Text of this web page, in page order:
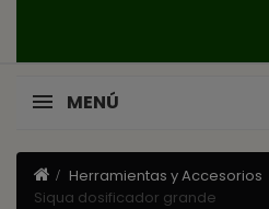
MENÚ
Herramientas y Accesorios
Siqua dosificador grande